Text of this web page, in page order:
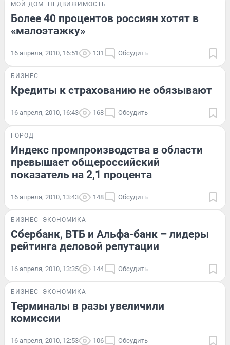
МОЙ ДОМ НЕДВИЖИМОСТЬ
Более 40 процентов россиян хотят в
«малоэтажку»
16 апреля, 2010, 16:51 131 Обсудить
БИЗНЕС
Кредиты к страхованию не обязывают
16 апреля, 2010, 16:43 168 Обсудить
ГОРОД
Индекс промпроизводства в области
превышает общероссийский
показатель на 2,1 процента
16 апреля, 2010, 13:43 148 Обсудить
БИЗНЕС ЭКОНОМИКА
Сбербанк, ВТБ и Альфа-банк – лидеры
рейтинга деловой репутации
16 апреля, 2010, 13:35 144 Обсудить
БИЗНЕС ЭКОНОМИКА
Терминалы в разы увеличили
комиссии
16 апреля, 2010, 12:53 106 Обсудить